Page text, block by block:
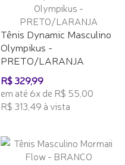
Tênis Dynamic Masculino
Olympikus -
PRETO/LARANJA
R$ 329,99
em até 6x de R$ 55,00
R$ 313,49 à vista